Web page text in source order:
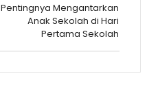
Pentingnya Mengantarkan
Anak Sekolah di Hari
Pertama Sekolah